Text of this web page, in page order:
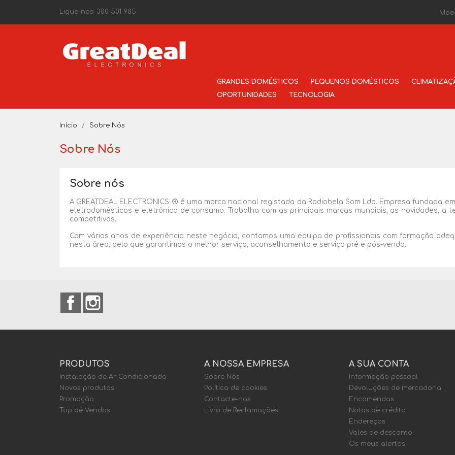
Ligue-nos: 300 501 985
GRANDES DOMÉSTICOS PEQUENOS DOMÉSTICOS
OPORTUNIDADES
TECNOLOGIA
Início Sobre Nós
Sobre Nós
Sobre nós
A GREATDEAL ELECTRONICS ® é uma marca nacional registada da Radiobela Som Lda. Empresa fundada
eletrodomésticos e eletrónica de consumo. Trabalha com as principais marcas mundiais, as novidades, a
competitivos.
Com vários anos de experiência neste negócio, contamos uma equipa de profissionais com formação
nesta área, pelo que garantimos o melhor serviço, aconselhamento e serviço pré e pós-venda.
Facebook
PRODUTOS
Instalação de Ar Condicionado
Novos produtos
Promoção
Top de Vendas
A NOSSA EMPRESA
Sobre Nós
Política de cookies
Contacte-nos
Livro de Reclamações
A SUA CONTA
Informação pessoal
Devoluções de mercadoria
Encomendas
Notas de crédito
Endereços
Vales de desconto
Os meus alertas